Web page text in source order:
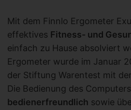
Mit dem Finnlo Ergometer
effektives Fitness- und
einfach zu Hause absolviert
Ergometer wurde im Januar
der Stiftung Warentest mit
Die Bedienung des Computers
bedienerfreundlich sowie